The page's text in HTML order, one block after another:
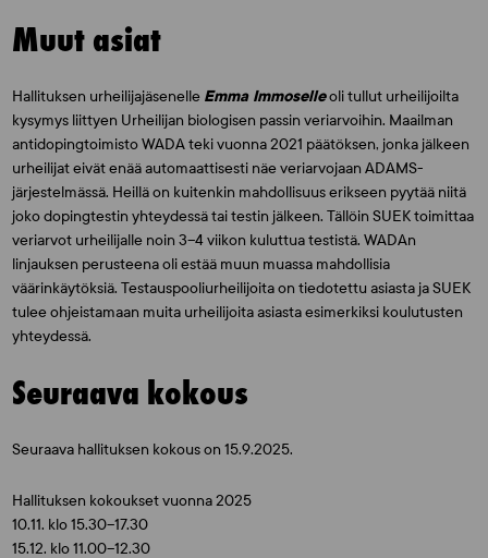
Muut asiat
Hallituksen urheilijajäsenelle Emma Immoselleoli tullut urheilijoilta
kysymys liittyen Urheilijan biologisen passin veriarvoihin. Maailman
antidopingtoimisto WADA teki vuonna 2021 päätöksen, jonka jälkeen
urheilijat eivät enää automaattisesti näe veriarvojaan ADAMS-
järjestelmässä. Heillä on kuitenkin mahdollisuus erikseen pyytää niitä
joko dopingtestin yhteydessä tai testin jälkeen. Tällöin SUEK toimittaa
veriarvot urheilijalle noin 3–4 viikon kuluttua testistä. WADAn
linjauksen perusteena oli estää muun muassa mahdollisia
väärinkäytöksiä. Testauspooliurheilijoita on tiedotettu asiasta ja SUEK
tulee ohjeistamaan muita urheilijoita asiasta esimerkiksi koulutusten
yhteydessä.
Seuraava kokous
Seuraava hallituksen kokous on 15.9.2025.
Hallituksen kokoukset vuonna 2025
10.11. klo 15.30–17.30
15.12. klo 11.00–12.30